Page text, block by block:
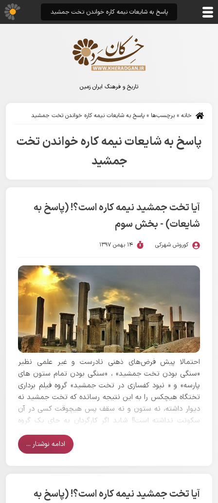
تاریخ و فرهنگ ایران زمین
خانه » برچسب‌ها » پاسخ به شایعات نیمه کاره خواندن تخت جمشید
پاسخ به شایعات نیمه کاره خواندن تخت
جمشید
آیا تخت جمشید نیمه کاره است؟! (پاسخ به
شایعات) - بخش سوم
کوروش شهرکی 14 بهمن 1397
احتمالا پیش فرض‌های ذهنی نادرست و غیر علمی نظیر
«سنگی بودن تخت جمشید» ، «سنگی بودن تمام ستون های
پارسه» و « نبود کفسازی در تخت جمشید» گروه فیلم برداری
تختگاه هیچکس را به این نتیجه رسانده که تخت جمشید نه
دیوار داشته، نه ستون و نه سقف پس هیچوقت کسی در آن
سکونت نداشته است!! شاید اگر کارگردان به جای یک گروه
فیلم برداری چند باستان شناس را با خود به پارسه می­برد به او
به درستی در مورد کفسازی پارسه و ستون و سقف آن پاسخ
ادامه نوشتار ...
آیا تخت جمشید نیمه کاره است؟! (پاسخ به
پاسخ به شایعات نیمه کاره خواندن تخت جمشید